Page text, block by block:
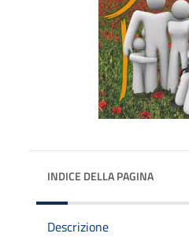
INDICE DELLA PAGINA
Descrizione